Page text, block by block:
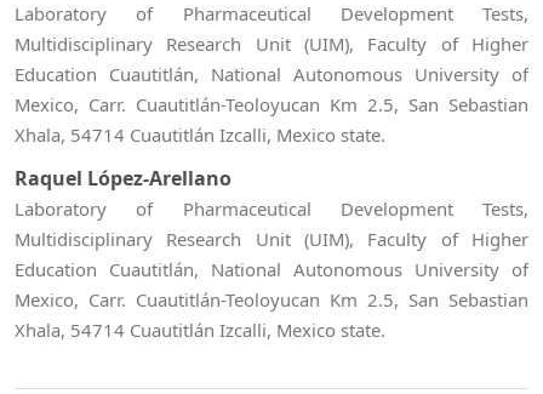
Laboratory of Pharmaceutical Development Tests,
Multidisciplinary Research Unit (UIM), Faculty of Higher
Education Cuautitlán, National Autonomous University of
Mexico, Carr. Cuautitlán-Teoloyucan Km 2.5, San Sebastian
Xhala, 54714 Cuautitlán Izcalli, Mexico state.
Raquel López-Arellano
Laboratory of Pharmaceutical Development Tests,
Multidisciplinary Research Unit (UIM), Faculty of Higher
Education Cuautitlán, National Autonomous University of
Mexico, Carr. Cuautitlán-Teoloyucan Km 2.5, San Sebastian
Xhala, 54714 Cuautitlán Izcalli, Mexico state.